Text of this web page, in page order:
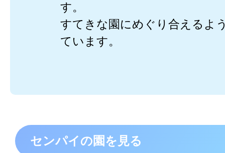
す。
すてきな園にめぐり合えるよ
ています。
センパイの園を見る